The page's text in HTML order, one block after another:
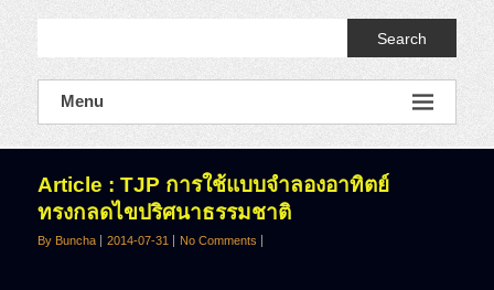
Search
Menu
Article : TJP การใช้แบบจำลองอาทิตย์
ทรงกลดไขปริศนาธรรมชาติ
By Buncha 2014-07-31 No Comments